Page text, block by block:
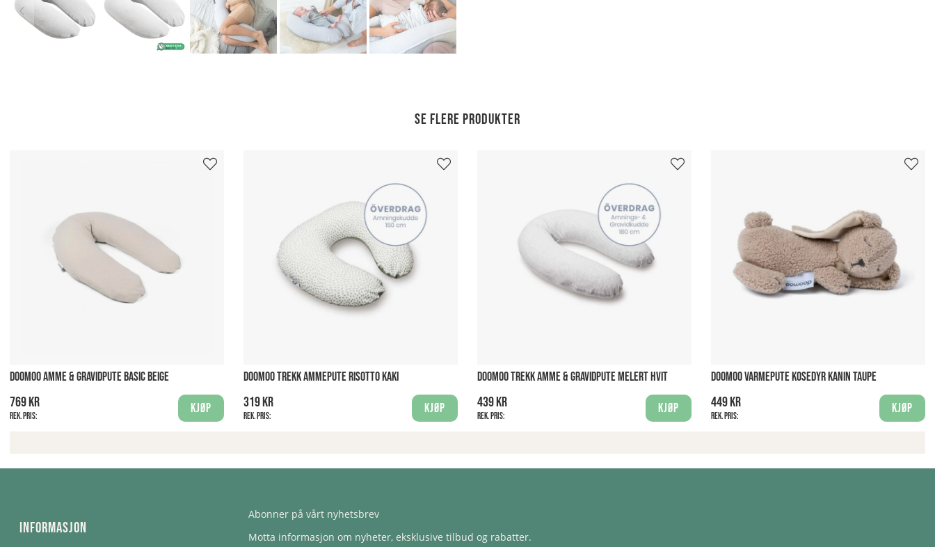
Se flere produkter
DOOMOO AMME & GRAVIDPUTE BASIC BEIGE
769 kr
Rek. pris:
Kjøp
DOOMOO TREKK AMMEPUTE RISOTTO KAKI
319 kr
Rek. pris:
Kjøp
DOOMOO TREKK AMME & GRAVIDPUTE MELERT HVIT
439 kr
Rek. pris:
Kjøp
DOOMOO VARMEPUTE KOSEDYR KANIN TAUPE
449 kr
Rek. pris:
Kjøp
Informasjon
Abonner på vårt nyhetsbrev
Motta informasjon om nyheter, eksklusive tilbud og rabatter.